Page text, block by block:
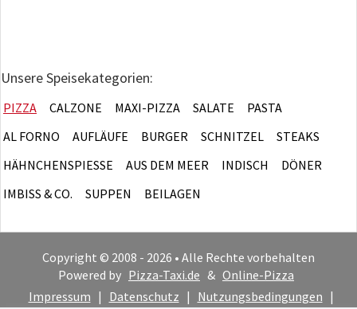
Unsere Speisekategorien:
PIZZA CALZONE MAXI-PIZZA SALATE
PASTA
AL FORNO
AUFLÄUFE BURGER SCHNITZEL
STEAKS
HÄHNCHENSPIESSE
AUS DEM MEER INDISCH
DÖNER
IMBISS & CO.
SUPPEN BEILAGEN
Copyright © 2008 - 2026 • Alle Rechte vorbehalten
Powered by Pizza-Taxi.de & Online-Pizza
Impressum | Datenschutz | Nutzungsbedingungen |